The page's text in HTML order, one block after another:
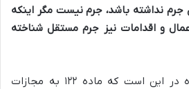
جرم نداشته باشد، جرم نیست مگر اینکه
و اقدامات نیز جرم مستقل شناخته
تفاوت اصلی این دو ماده در این است که ماده ۱۲۲ به مجازات